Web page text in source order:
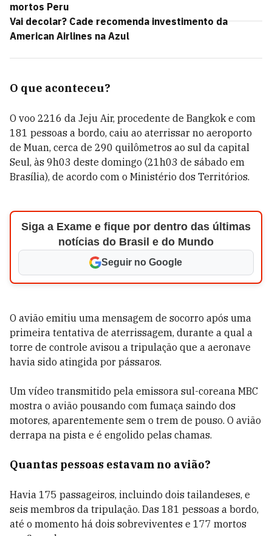
mortos Peru
Vai decolar? Cade recomenda investimento da
American Airlines na Azul
O que aconteceu?
O voo 2216 da Jeju Air, procedente de Bangkok e com
181 pessoas a bordo, caiu ao aterrissar no aeroporto
de Muan, cerca de 290 quilômetros ao sul da capital
Seul, às 9h03 deste domingo (21h03 de sábado em
Brasília), de acordo com o Ministério dos Territórios.
Siga a Exame e fique por dentro das últimas
notícias do Brasil e do Mundo
Seguir no Google
O avião emitiu uma mensagem de socorro após uma
primeira tentativa de aterrissagem, durante a qual a
torre de controle avisou a tripulação que a aeronave
havia sido atingida por pássaros.
Um vídeo transmitido pela emissora sul-coreana MBC
mostra o avião pousando com fumaça saindo dos
motores, aparentemente sem o trem de pouso. O avião
derrapa na pista e é engolido pelas chamas.
Quantas pessoas estavam no avião?
Havia 175 passageiros, incluindo dois tailandeses, e
seis membros da tripulação. Das 181 pessoas a bordo,
até o momento há dois sobreviventes e 177 mortos